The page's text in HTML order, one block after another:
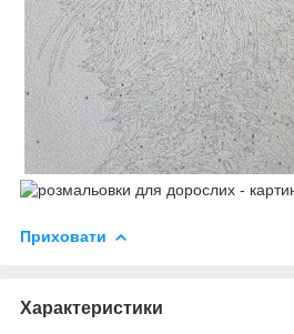
Приховати
Характеристики